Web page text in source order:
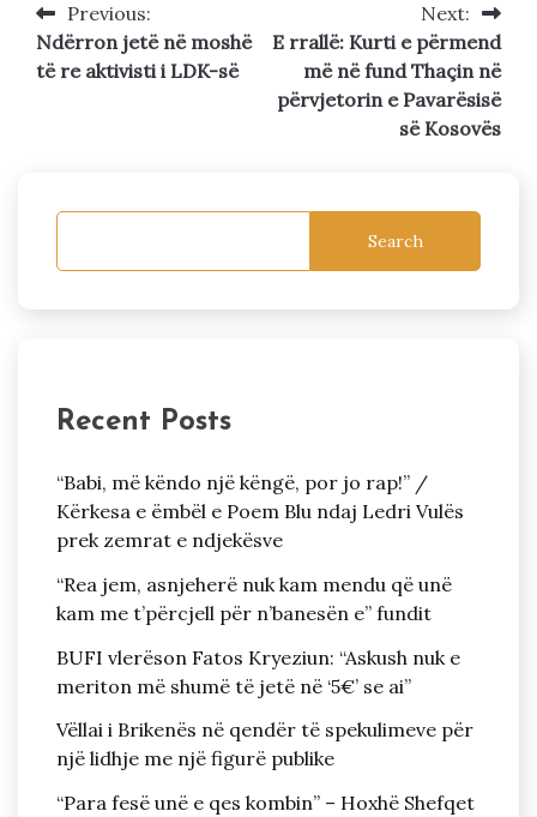
Post
navigation
Previous:
Ndërron jetë në moshë
të re aktivisti i LDK-së
Next:
E rrallë: Kurti e përmend
më në fund Thaçin në
përvjetorin e Pavarësisë
së Kosovës
Search
Recent Posts
“Babi, më këndo një këngë, por jo rap!” /
Kërkesa e ëmbël e Poem Blu ndaj Ledri Vulës
prek zemrat e ndjekësve
“Rea jem, asnjeherë nuk kam mendu që unë
kam me t’përcjell për n’banesën e” fundit
BUFI vlerëson Fatos Kryeziun: “Askush nuk e
meriton më shumë të jetë në ‘5€’ se ai”
Vëllai i Brikenës në qendër të spekulimeve për
një lidhje me një figurë publike
“Para fesë unë e qes kombin” – Hoxhë Shefqet